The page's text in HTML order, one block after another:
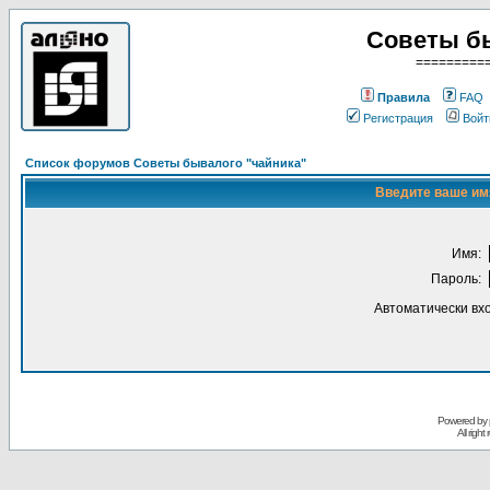
Советы
Правила
FAQ
Регистрация
Список форумов Советы бывалого "чайника"
Введите ваше
Имя:
Пароль:
Автоматически
Powered
All right